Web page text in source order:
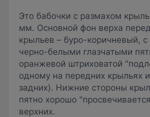
Это бабочки с размахом
мм. Основной фон верха
крыльев – буро-коричневый,
черно-белыми глазчатыми
оранжевой штриховатой
одному на передних крыльях
задних). Нижние стороны
пятно хорошо
верхних.